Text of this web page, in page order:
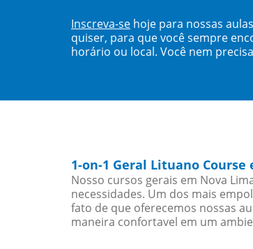
Inscreva-se hoje para nossas
quiser, para que você sempre
horário ou local. Você nem
1-on-1 Geral Lituano Course
Nosso cursos gerais em Nova
necessidades. Um dos mais
fato de que oferecemos nossas
maneira confortavel em um